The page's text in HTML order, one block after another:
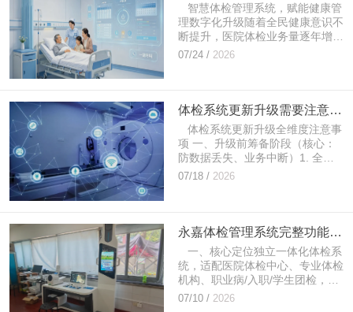
智慧体检管理系统，赋能健康管
理数字化升级随着全民健康意识不
断提升，医院体检业务量逐年增
长，传统纸质登记、人工录入、手
07/24 / 2026
体检系统更新升级需要注意哪些方面
体检系统更新升级全维度注意事
项 一、升级前筹备阶段（核心：
防数据丢失、业务中断）1. 全量
数据备份与校验- 完整备份体检核
07/18 / 2026
永嘉体检管理系统完整功能、对接、价值汇总。
一、核心定位独立一体化体检系
统，适配医院体检中心、专业体检
机构、职业病/入职/学生团检，可
深度对接HIS系统、LIS系统、
07/10 / 2026